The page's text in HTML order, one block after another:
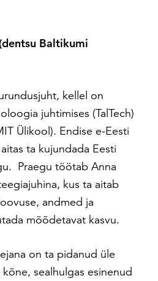
dentsu Baltikumi
kellel on
juhtimises (TalTech)
Ülikool). Endise e-Eesti
ta kujundada Eesti
Praegu töötab Anna
kus ta aitab
andmed ja
mõõdetavat kasvu.
on ta pidanud üle
sealhulgas esinenud